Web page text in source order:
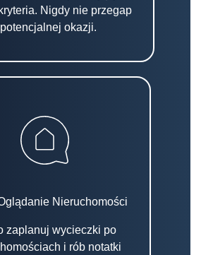
Nigdy nie przegap
potencjalnej okazji.
Nieruchomości
zaplanuj wycieczki po
i rób notatki